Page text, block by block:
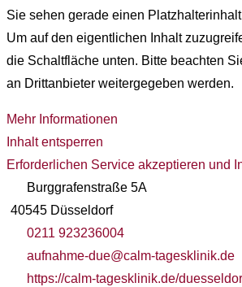
Sie sehen gerade einen
Um auf den eigentlichen Inhalt
die Schaltfläche unten. Bitte beachten
an Drittanbieter weitergegeben werden.
Mehr Informationen
Inhalt entsperren
Erforderlichen Service akzeptieren und
Burggrafenstraße 5A
40545 Düsseldorf
0211 923236004
aufnahme-due@calm-tagesklinik.de
https://calm-tagesklinik.de/